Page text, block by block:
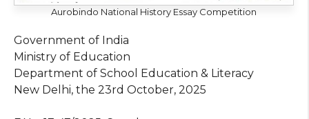
Aurobindo National History Essay Competition
Government of India
Ministry of Education
Department of School Education & Literacy
New Delhi, the 23rd October, 2025